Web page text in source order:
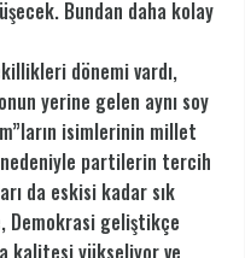
Bundan daha kolay
dönemi vardı,
yerine gelen aynı soy
isimlerinin millet
nedeniyle partilerin tercih
da eskisi kadar sık
Demokrasi geliştikçe
kalitesi yükseliyor ve